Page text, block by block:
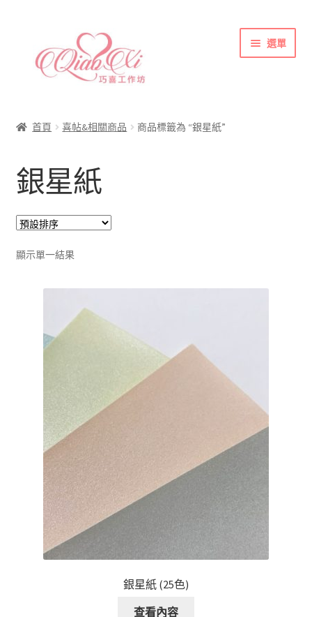
容
選單
喜帖&相關商品
彩色(相片)印刷注意事項
索取喜帖樣本須知
訂購須知
聯絡方式
首頁 喜帖&相關商品 商品標籤為 “銀星紙”
銀星紙
顯示單一結果
銀星紙 (25色)
查看內容